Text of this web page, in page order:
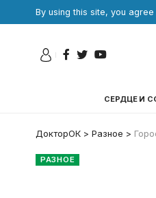
By using this site, you agree
СЕРДЦЕ И
ДокторОК > Разное >
РАЗНОЕ